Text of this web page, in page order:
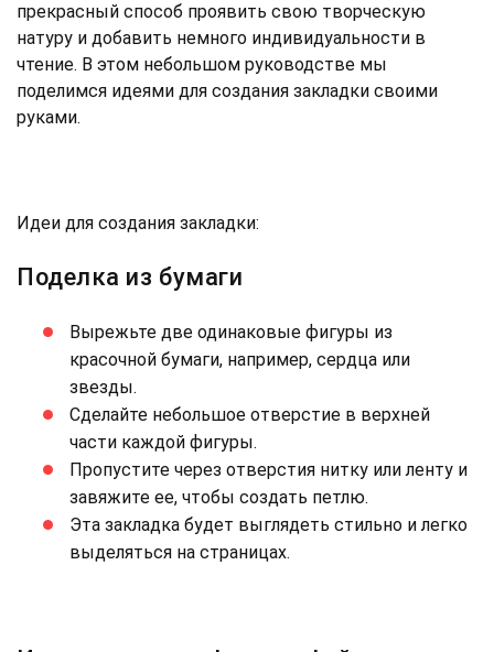
прекрасный способ проявить свою творческую
натуру и добавить немного индивидуальности в
чтение. В этом небольшом руководстве мы
поделимся идеями для создания закладки своими
руками.
Идеи для создания закладки:
Поделка из бумаги
Вырежьте две одинаковые фигуры из
красочной бумаги, например, сердца или
звезды.
Сделайте небольшое отверстие в верхней
части каждой фигуры.
Пропустите через отверстия нитку или ленту и
завяжите ее, чтобы создать петлю.
Эта закладка будет выглядеть стильно и легко
выделяться на страницах.